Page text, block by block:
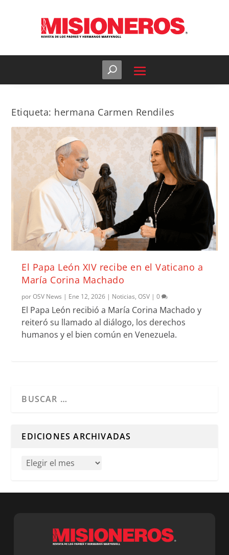
Etiqueta: hermana Carmen Rendiles
El Papa León XIV recibe en el Vaticano a
María Corina Machado
porOSV News | Ene 12, 2026 | Noticias,OSV |0
El Papa León recibió a María Corina Machado y
reiteró su llamado al diálogo, los derechos
humanos y el bien común en Venezuela.
EDICIONES ARCHIVADAS